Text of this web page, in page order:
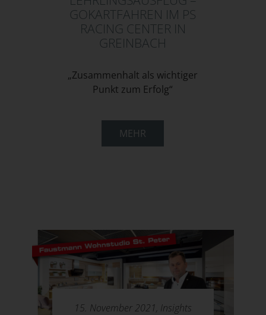
GOKARTFAHREN IM PS
RACING CENTER IN
GREINBACH
„Zusammenhalt als wichtiger
Punkt zum Erfolg“
MEHR
15. November 2021, Insights